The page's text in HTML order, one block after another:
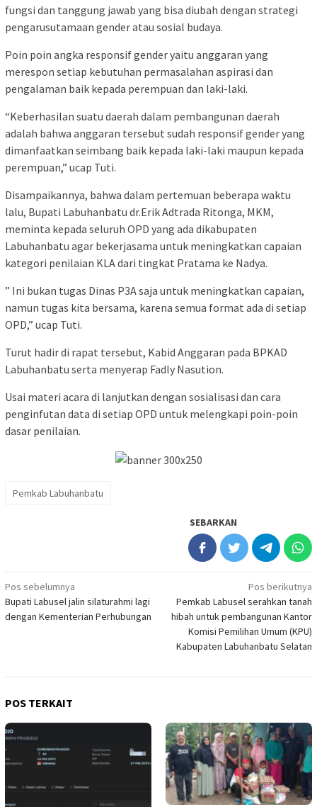
fungsi dan tanggung jawab yang bisa diubah dengan strategi
pengarusutamaan gender atau sosial budaya.
Poin poin angka responsif gender yaitu anggaran yang
merespon setiap kebutuhan permasalahan aspirasi dan
pengalaman baik kepada perempuan dan laki-laki.
“Keberhasilan suatu daerah dalam pembangunan daerah
adalah bahwa anggaran tersebut sudah responsif gender yang
dimanfaatkan seimbang baik kepada laki-laki maupun kepada
perempuan,” ucap Tuti.
Disampaikannya, bahwa dalam pertemuan beberapa waktu
lalu, Bupati Labuhanbatu dr.Erik Adtrada Ritonga, MKM,
meminta kepada seluruh OPD yang ada dikabupaten
Labuhanbatu agar bekerjasama untuk meningkatkan capaian
kategori penilaian KLA dari tingkat Pratama ke Nadya.
” Ini bukan tugas Dinas P3A saja untuk meningkatkan capaian,
namun tugas kita bersama, karena semua format ada di setiap
OPD,” ucap Tuti.
Turut hadir di rapat tersebut, Kabid Anggaran pada BPKAD
Labuhanbatu serta menyerap Fadly Nasution.
Usai materi acara di lanjutkan dengan sosialisasi dan cara
penginfutan data di setiap OPD untuk melengkapi poin-poin
dasar penilaian.
Pemkab Labuhanbatu
SEBARKAN
Navigasi
pos
Pos sebelumnya
Bupati Labusel jalin silaturahmi lagi
dengan Kementerian Perhubungan
Pos berikutnya
Pemkab Labusel serahkan tanah
hibah untuk pembangunan Kantor
Komisi Pemilihan Umum (KPU)
Kabupaten Labuhanbatu Selatan
POS TERKAIT